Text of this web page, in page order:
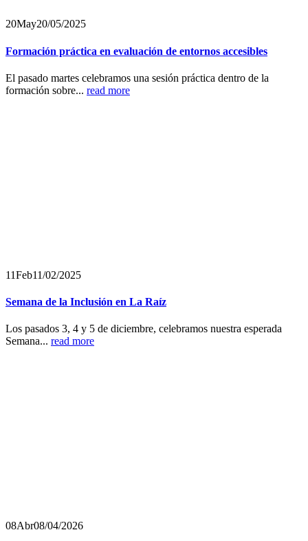
20May20/05/2025
Formación práctica en evaluación de entornos accesibles
El pasado martes celebramos una sesión práctica dentro de la
formación sobre... read more
11Feb11/02/2025
Semana de la Inclusión en La Raíz
Los pasados 3, 4 y 5 de diciembre, celebramos nuestra esperada
Semana... read more
08Abr08/04/2026